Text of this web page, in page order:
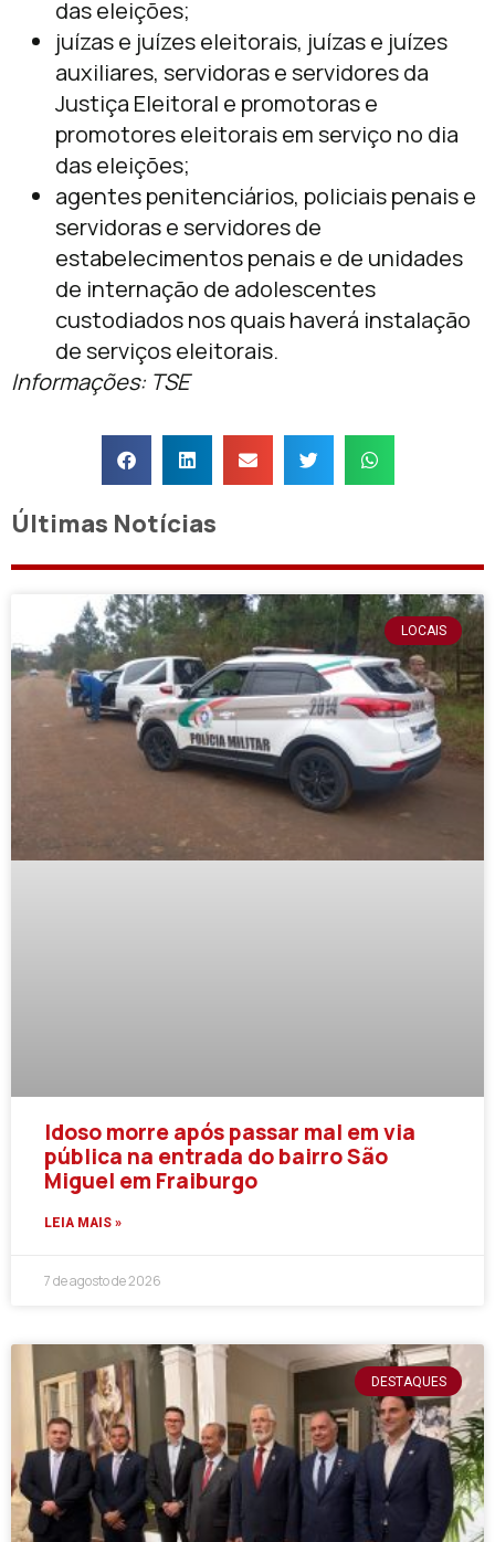
das eleições;
juízas e juízes eleitorais, juízas e juízes
auxiliares, servidoras e servidores da
Justiça Eleitoral e promotoras e
promotores eleitorais em serviço no dia
das eleições;
agentes penitenciários, policiais penais e
servidoras e servidores de
estabelecimentos penais e de unidades
de internação de adolescentes
custodiados nos quais haverá instalação
de serviços eleitorais.
Informações: TSE
Últimas Notícias
LOCAIS
Idoso morre após passar mal em via
pública na entrada do bairro São
Miguel em Fraiburgo
LEIA MAIS »
7 de agosto de 2026
DESTAQUES